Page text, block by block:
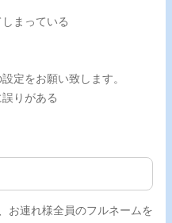
まっている
定をお願い致します。
りがある
お連れ様全員のフルネームを